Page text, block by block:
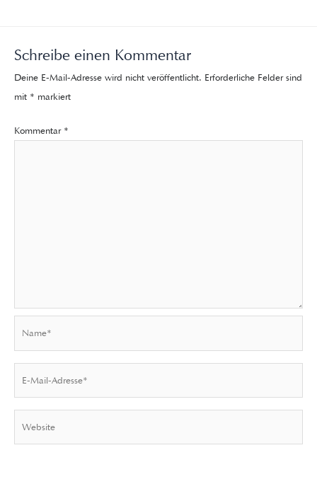
Schreibe einen Kommentar
Deine E-Mail-Adresse wird nicht veröffentlicht. Erforderliche Felder sind
mit * markiert
Kommentar *
Adresse*